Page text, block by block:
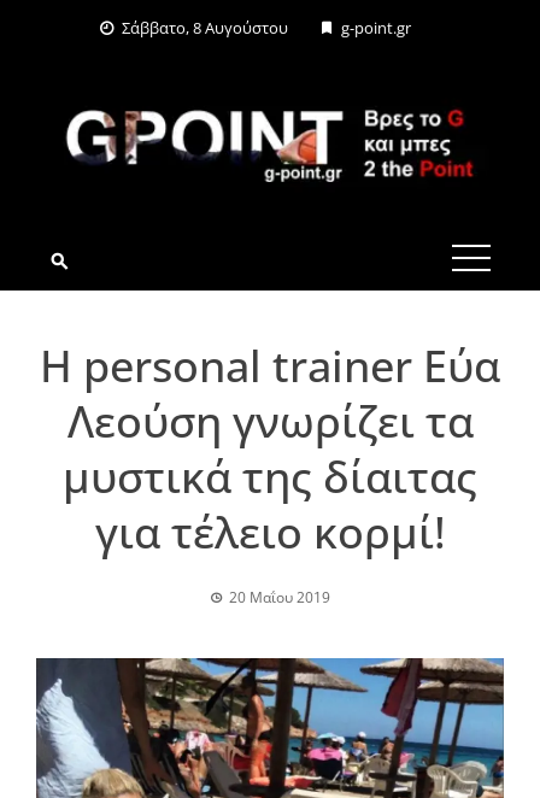
Σάββατο, 8 Αυγούστου g-point.gr
G-POINT.GR
Η personal trainer Εύα
Λεούση γνωρίζει τα
μυστικά της δίαιτας
για τέλειο κορμί!
20 Μαΐου 2019